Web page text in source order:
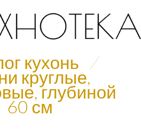
кухонь /
круглые,
глубиной
60 см